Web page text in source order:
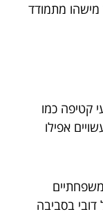
מישהו מתמודד
קטיפה כמו
אפילו
דובי בסביבה